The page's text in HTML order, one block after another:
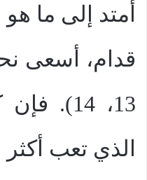
أمتد إلى ما هو
13، 14).
الذي تعب